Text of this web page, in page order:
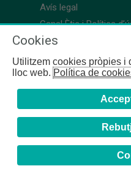
Avís legal
Canal Ètic i Política
Cookies
Utilitzem cookies pròpies i
lloc web.Política de